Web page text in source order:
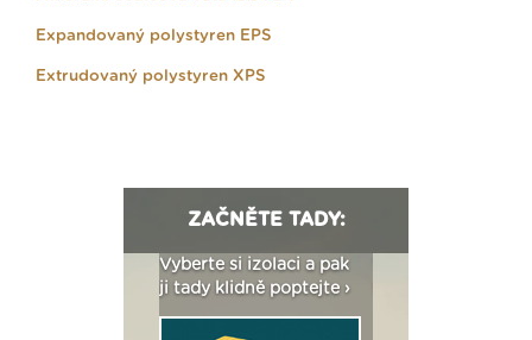
Expandovaný polystyren EPS
Extrudovaný polystyren XPS
ZAČNĚTE TADY:
Vyberte si izolaci a pak
ji tady klidně poptejte ›